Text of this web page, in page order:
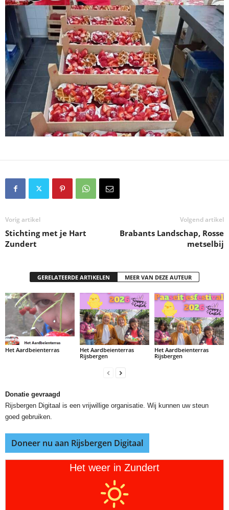
Vorig artikel
Stichting met je Hart
Zundert
Volgend artikel
Brabants Landschap, Rosse
metselbij
GERELATEERDE ARTIKELEN MEER VAN DEZE AUTEUR
Het Aardbeienterras
Het Aardbeienterras
Rijsbergen
Het Aardbeienterras
Rijsbergen
Donatie gevraagd
Rijsbergen Digitaal is een vrijwillige organisatie. Wij kunnen uw steun
goed gebruiken.
Doneer nu aan Rijsbergen Digitaal
Het weer in Zundert